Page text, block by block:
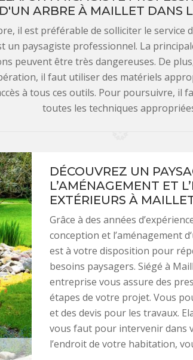
D'UN ARBRE À MAILLET DANS
il est préférable de solliciter le service
un paysagiste professionnel. La
peuvent être très dangereuses. De
il faut utiliser des matériels
à tous ces outils. Pour poursuivre, il
toutes les techniques
DÉCOUVREZ UN
L’AMÉNAGEMENT ET
EXTÉRIEURS À
Grâce à des années
conception et l’aménagement
est à votre disposition pour
besoins paysagers. Siégé à
entreprise vous assure des
étapes de votre projet. Vous
et des devis pour les travaux.
vous faut pour intervenir dans
l’endroit de votre habitation,